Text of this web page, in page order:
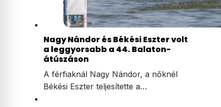
Nagy Nándor és Békési Eszter volt
a leggyorsabb a 44. Balaton-
átúszáson
A férfiaknál Nagy Nándor, a nőknél
Békési Eszter teljesítette a…